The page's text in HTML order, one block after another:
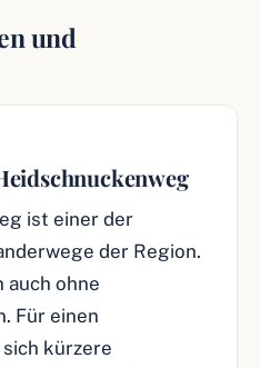
und
ist einer der
der Region.
auch ohne
Für einen
kürzere